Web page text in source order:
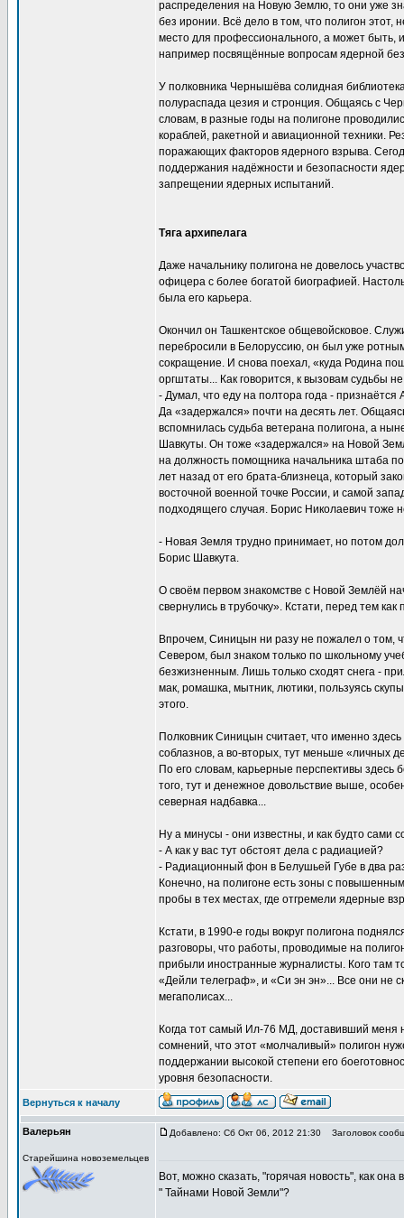
распределения на Новую Землю, то они уже
без иронии. Всё дело в том, что полигон
место для профессионального, а может быть,
например посвящённые вопросам ядерной
У полковника Чернышёва солидная
полураспада цезия и стронция. Общаясь с
словам, в разные годы на полигоне
кораблей, ракетной и авиационной техники.
поражающих факторов ядерного взрыва.
поддержания надёжности и безопасности
запрещении ядерных испытаний.
Тяга архипелага
Даже начальнику полигона не довелось
офицера с более богатой биографией.
была его карьера.
Окончил он Ташкентское общевойсковое.
перебросили в Белоруссию, он был уже
сокращение. И снова поехал, «куда Родина
оргштаты... Как говорится, к вызовам судьбы
- Думал, что еду на полтора года - признаётся
Да «задержался» почти на десять лет.
вспомнилась судьба ветерана полигона, а
Шавкуты. Он тоже «задержался» на Новой
на должность помощника начальника штаба
лет назад от его брата-близнеца, который
восточной военной точке России, и самой
подходящего случая. Борис Николаевич тоже
- Новая Земля трудно принимает, но потом
Борис Шавкута.
О своём первом знакомстве с Новой Землёй
свернулись в трубочку». Кстати, перед тем
Впрочем, Синицын ни разу не пожалел о том,
Севером, был знаком только по школьному
безжизненным. Лишь только сходят снега -
мак, ромашка, мытник, лютики, пользуясь
этого.
Полковник Синицын считает, что именно
соблазнов, а во-вторых, тут меньше «личных
По его словам, карьерные перспективы
того, тут и денежное довольствие выше,
северная надбавка...
Ну а минусы - они известны, и как будто сами
- А как у вас тут обстоят дела с радиацией?
- Радиационный фон в Белушьей Губе в два
Конечно, на полигоне есть зоны с
пробы в тех местах, где отгремели ядерные
Кстати, в 1990-е годы вокруг полигона
разговоры, что работы, проводимые на
прибыли иностранные журналисты. Кого там
«Дейли телеграф», и «Си эн эн»... Все они не
мегаполисах...
Когда тот самый Ил-76 МД, доставивший меня
сомнений, что этот «молчаливый» полигон
поддержании высокой степени его
уровня безопасности.
Вернуться к началу
Валерьян
Старейшина новоземельцев
Добавлено: Сб Окт 06, 2012 21:30 Заголовок
Вот, можно сказать, "горячая новость", как она
" Тайнами Новой Земли"?